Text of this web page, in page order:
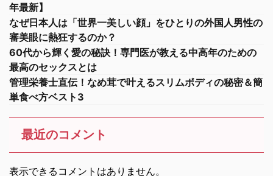
年最新】
なぜ日本人は「世界一美しい顔」をひとりの外国人男性の
審美眼に熱狂するのか？
60代から輝く愛の秘訣！専門医が教える中高年のための
最高のセックスとは
管理栄養士直伝！なめ茸で叶えるスリムボディの秘密＆簡
単食べ方ベスト3
最近のコメント
表示できるコメントはありません。